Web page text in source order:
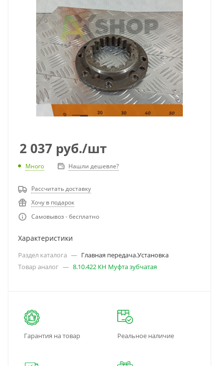
2 037 руб./шт
Много Нашли дешевле?
Рассчитать доставку
Хочу в подарок
Самовывоз - бесплатно
Характеристики
Раздел каталога — Главная передача.Установка
Товар аналог — 8.10.422 КН Муфта зубчатая
Гарантия на товар Реальное наличие